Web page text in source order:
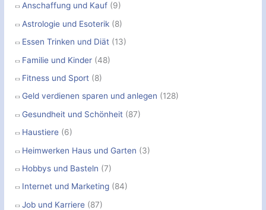
Anschaffung und Kauf (9)
Astrologie und Esoterik (8)
Essen Trinken und Diät (13)
Familie und Kinder (48)
Fitness und Sport (8)
Geld verdienen sparen und anlegen (128)
Gesundheit und Schönheit (87)
Haustiere (6)
Heimwerken Haus und Garten (3)
Hobbys und Basteln (7)
Internet und Marketing (84)
Job und Karriere (87)